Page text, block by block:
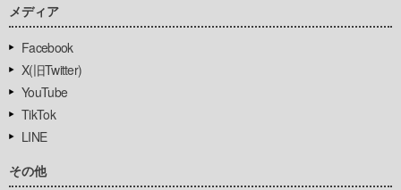
メディア
Facebook
X(旧Twitter)
YouTube
TikTok
LINE
その他